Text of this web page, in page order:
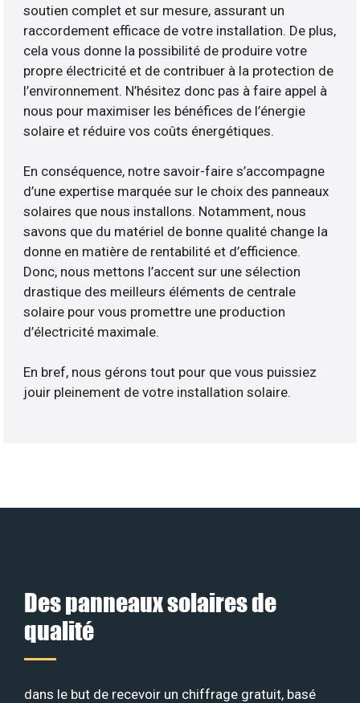
soutien complet et sur mesure, assurant un
raccordement efficace de votre installation. De plus,
cela vous donne la possibilité de produire votre
propre électricité et de contribuer à la protection de
l’environnement. N’hésitez donc pas à faire appel à
nous pour maximiser les bénéfices de l’énergie
solaire et réduire vos coûts énergétiques.
En conséquence, notre savoir-faire s’accompagne
d’une expertise marquée sur le choix des panneaux
solaires que nous installons. Notamment, nous
savons que du matériel de bonne qualité change la
donne en matière de rentabilité et d’efficience.
Donc, nous mettons l’accent sur une sélection
drastique des meilleurs éléments de centrale
solaire pour vous promettre une production
d’électricité maximale.
En bref, nous gérons tout pour que vous puissiez
jouir pleinement de votre installation solaire.
Des panneaux solaires de
qualité
dans le but de recevoir un chiffrage gratuit, basé